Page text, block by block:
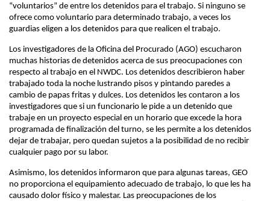
“voluntarios” de entre los detenidos para el trabajo. Si ninguno se
ofrece como voluntario para determinado trabajo, a veces los
guardias eligen a los detenidos para que realicen el trabajo.
Los investigadores de la Oficina del Procurado (AGO) escucharon
muchas historias de detenidos acerca de sus preocupaciones con
respecto al trabajo en el NWDC. Los detenidos describieron haber
trabajado toda la noche lustrando pisos y pintando paredes a
cambio de papas fritas y dulces. Los detenidos les contaron a los
investigadores que si un funcionario le pide a un detenido que
trabaje en un proyecto especial en un horario que excede la hora
programada de finalización del turno, se les permite a los detenidos
dejar de trabajar, pero quedan sujetos a la posibilidad de no recibir
cualquier pago por su labor.
Asimismo, los detenidos informaron que para algunas tareas, GEO
no proporciona el equipamiento adecuado de trabajo, lo que les ha
causado dolor físico y malestar. Las preocupaciones de los